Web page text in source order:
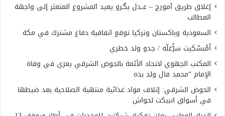
إغلاق طريق آمورج – عــدل بگـرو يعيد المشروع المتعثر إلى واجهة
المطالب
السعودية وباكستان وتركيا توقع اتفاقية دفاع مشترك في مكة
أَمْبسْكِيت سَرّْغلّه / جدو ولد خطري
المكتب الجهوي لاتحاد الأئمة بالحوض الشرقي يعزي في وفاة
الإمام “محمد فال ولد بده
الحوض الشرقي: إتلاف مواد غذائية منتهية الصلاحية بعد ضبطها
في أسواق انبيكت لحواش